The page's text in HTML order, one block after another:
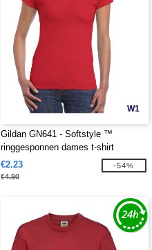
W1
Gildan GN641 - Softstyle ™
ringgesponnen dames t-shirt
€2.23
€4.90
-54%